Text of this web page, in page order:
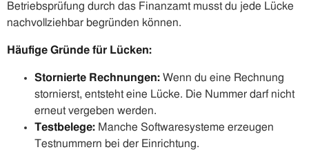
Betriebsprüfung durch das Finanzamt musst du jede Lücke
nachvollziehbar begründen können.
Häufige Gründe für Lücken:
Stornierte Rechnungen: Wenn du eine Rechnung
stornierst, entsteht eine Lücke. Die Nummer darf nicht
erneut vergeben werden.
Testbelege: Manche Softwaresysteme erzeugen
Testnummern bei der Einrichtung.